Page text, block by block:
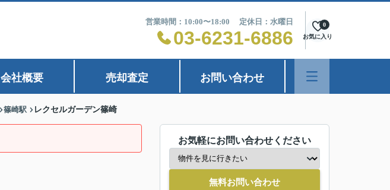
営業時間：10:00〜18:00 定休日：水曜日
03-6231-6886 お気に入り
0
会社概要 売却査定 お問い合わせ
篠崎駅 レクセルガーデン篠崎
お気軽にお問い合わせください
無料お問い合わせ